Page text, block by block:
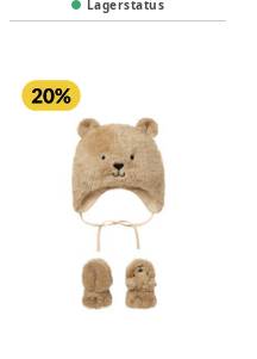
Lagerstatus